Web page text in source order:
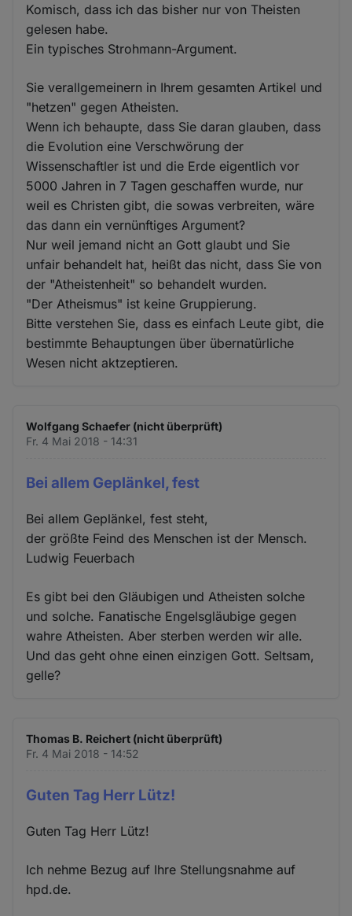
Komisch, dass ich das bisher nur von Theisten
gelesen habe.
Ein typisches Strohmann-Argument.
Sie verallgemeinern in Ihrem gesamten Artikel und
"hetzen" gegen Atheisten.
Wenn ich behaupte, dass Sie daran glauben, dass
die Evolution eine Verschwörung der
Wissenschaftler ist und die Erde eigentlich vor
5000 Jahren in 7 Tagen geschaffen wurde, nur
weil es Christen gibt, die sowas verbreiten, wäre
das dann ein vernünftiges Argument?
Nur weil jemand nicht an Gott glaubt und Sie
unfair behandelt hat, heißt das nicht, dass Sie von
der "Atheistenheit" so behandelt wurden.
"Der Atheismus" ist keine Gruppierung.
Bitte verstehen Sie, dass es einfach Leute gibt, die
bestimmte Behauptungen über übernatürliche
Wesen nicht aktzeptieren.
Wolfgang Schaefer (nicht überprüft)
Fr. 4 Mai 2018 - 14:31
Bei allem Geplänkel, fest
Bei allem Geplänkel, fest steht,
der größte Feind des Menschen ist der Mensch.
Ludwig Feuerbach
Es gibt bei den Gläubigen und Atheisten solche
und solche. Fanatische Engelsgläubige gegen
wahre Atheisten. Aber sterben werden wir alle.
Und das geht ohne einen einzigen Gott. Seltsam,
gelle?
Thomas B. Reichert (nicht überprüft)
Fr. 4 Mai 2018 - 14:52
Guten Tag Herr Lütz!
Guten Tag Herr Lütz!
Ich nehme Bezug auf Ihre Stellungsnahme auf
hpd.de.